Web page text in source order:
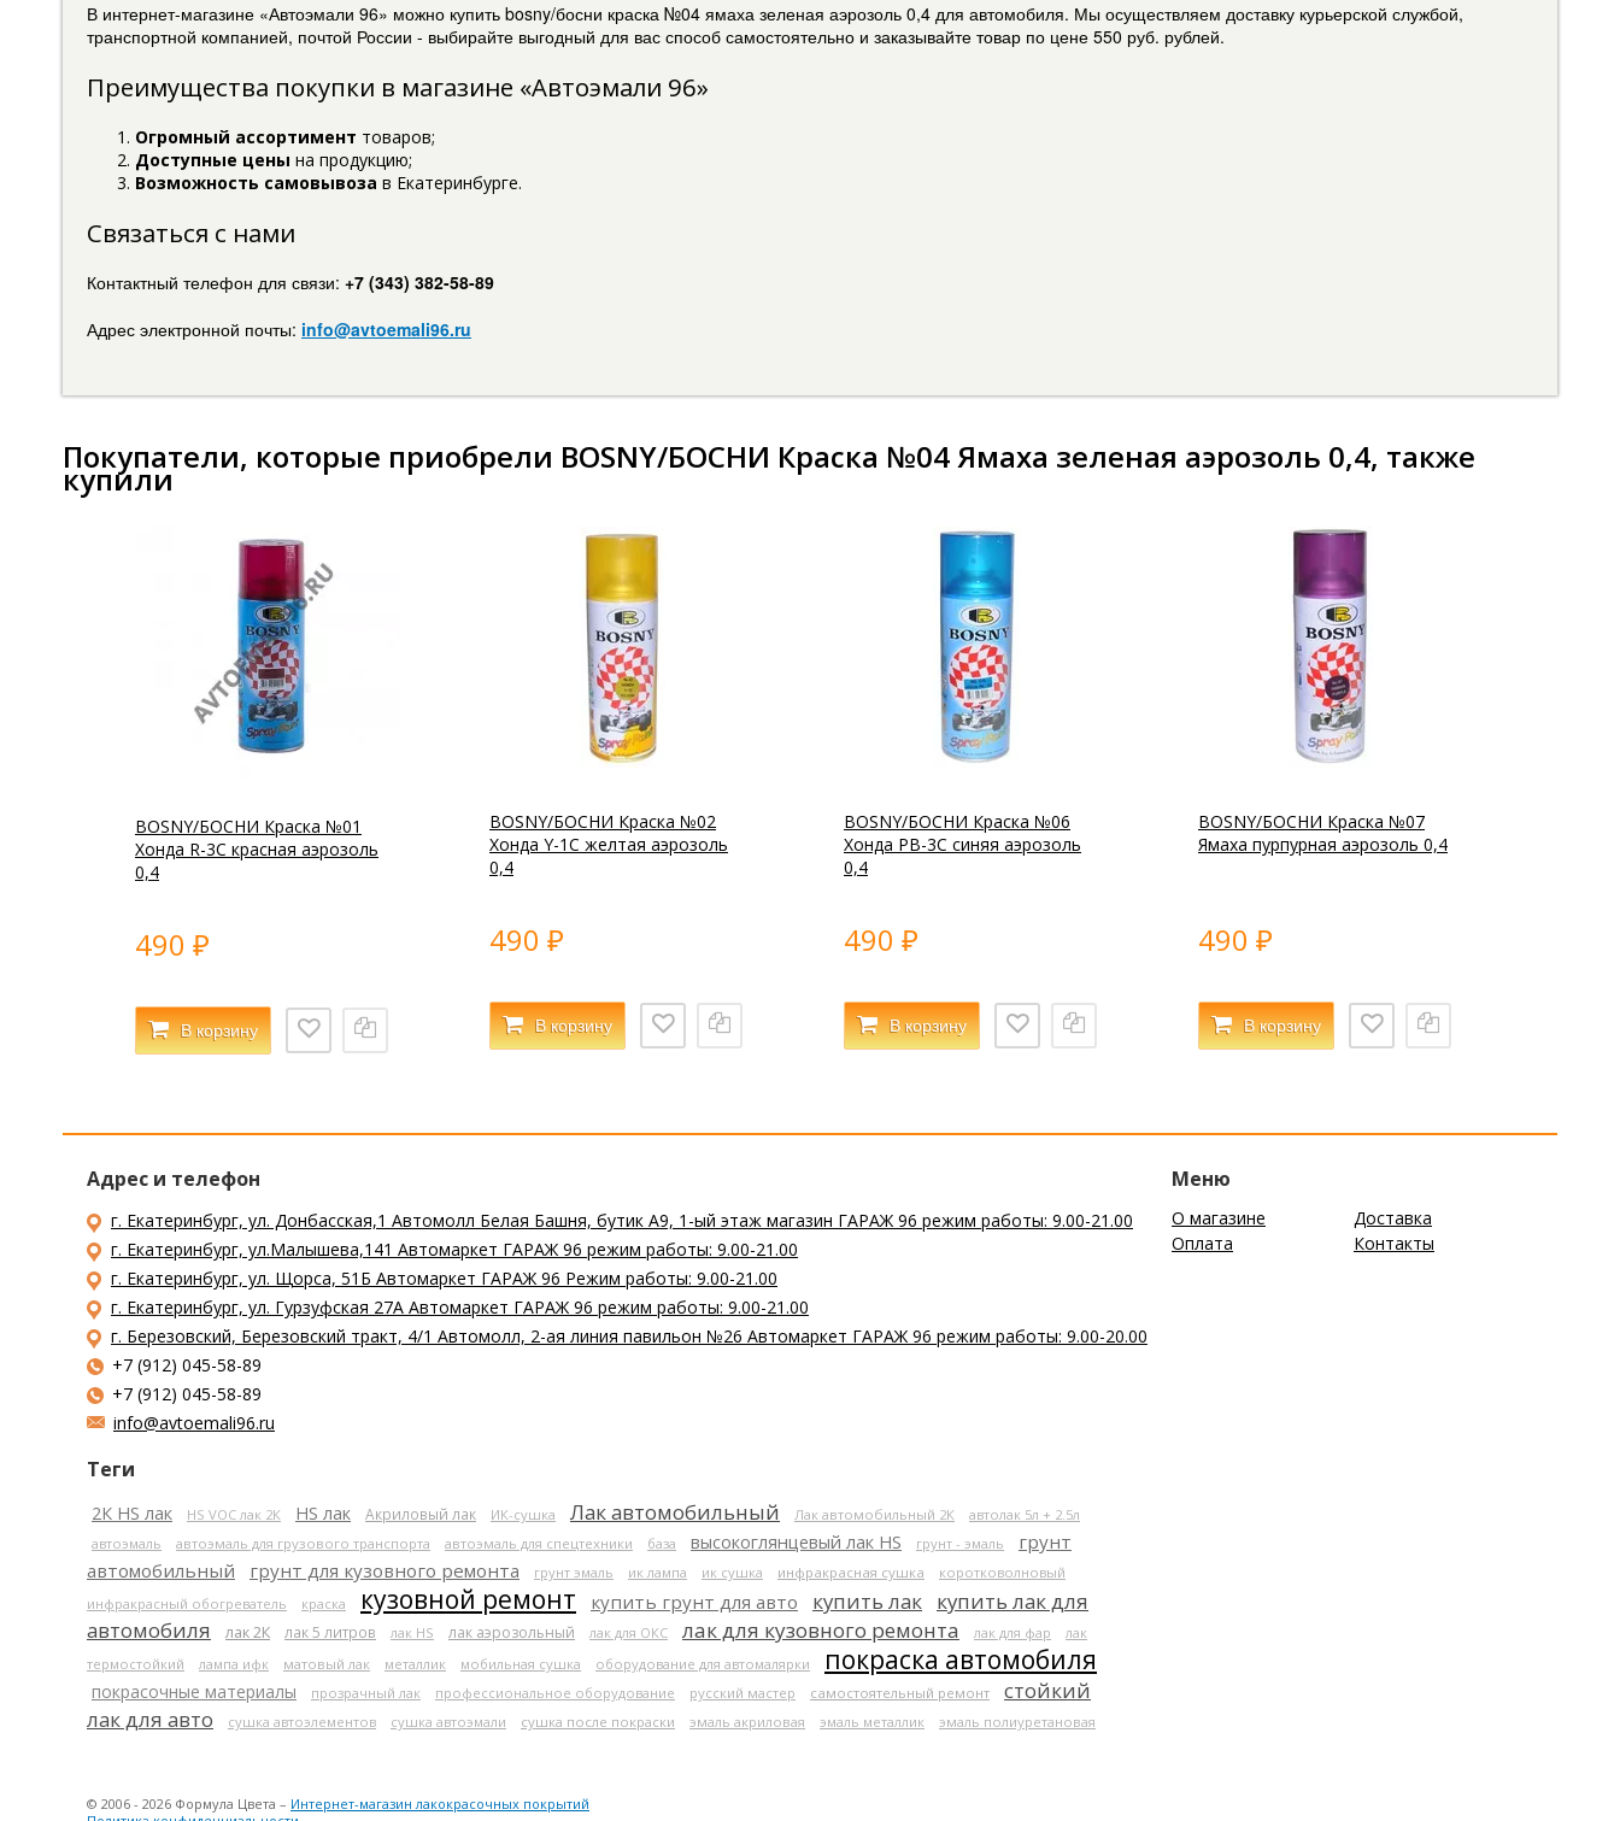
В интернет-магазине «Автоэмали 96» можно купить bosny/босни краска №04 ямаха зеленая аэрозоль 0,4 для автомобиля. Мы осуществляем доставку курьерской службой,
транспортной компанией, почтой России - выбирайте выгодный для вас способ самостоятельно и заказывайте товар по цене 550 руб. рублей.
Преимущества покупки в магазине «Автоэмали 96»
Огромный ассортимент товаров;
Доступные цены на продукцию;
Возможность самовывоза в Екатеринбурге.
Связаться с нами
Контактный телефон для связи: +7 (343) 382-58-89
Адрес электронной почты: info@avtoemali96.ru
Покупатели, которые приобрели BOSNY/БОСНИ Краска №04 Ямаха зеленая аэрозоль 0,4, также
купили
BOSNY/БОСНИ Краска №01
Хонда R-3C красная аэрозоль
0,4
490 ₽
В корзину
BOSNY/БОСНИ Краска №02
Хонда Y-1C желтая аэрозоль
0,4
490 ₽
В корзину
BOSNY/БОСНИ Краска №06
Хонда PB-3C синяя аэрозоль
0,4
490 ₽
В корзину
BOSNY/БОСНИ Краска №07
Ямаха пурпурная аэрозоль 0,4
490 ₽
В корзину
Адрес и телефон
г. Екатеринбург, ул. Донбасская,1 Автомолл Белая Башня, бутик А9, 1-ый этаж магазин ГАРАЖ 96 режим работы: 9.00-21.00
г. Екатеринбург, ул.Малышева,141 Автомаркет ГАРАЖ 96 режим работы: 9.00-21.00
г. Екатеринбург, ул. Щорса, 51Б Автомаркет ГАРАЖ 96 Режим работы: 9.00-21.00
г. Екатеринбург, ул. Гурзуфская 27А Автомаркет ГАРАЖ 96 режим работы: 9.00-21.00
г. Березовский, Березовский тракт, 4/1 Автомолл, 2-ая линия павильон №26 Автомаркет ГАРАЖ 96 режим работы: 9.00-20.00
+7 (912) 045-58-89
+7 (912) 045-58-89
info@avtoemali96.ru
Теги
2К HS лак HS VOC лак 2К HS лак Акриловый лак ИК-сушка Лак автомобильный Лак автомобильный 2К
автолак 5л + 2.5л
автоэмаль
автоэмаль для грузового транспорта автоэмаль для спецтехники база высокоглянцевый лак HS грунт - эмаль
грунт
автомобильный
грунт для кузовного ремонта грунт эмаль ик лампа ик сушка инфракрасная сушка
коротковолновый
инфракрасный обогреватель
краска кузовной ремонт купить грунт для авто купить лак купить лак для
автомобиля
лак 2К лак 5 литров лак HS лак аэрозольный лак для ОКС лак для кузовного ремонта лак для фар
лак
термостойкий
лампа ифк матовый лак металлик мобильная сушка оборудование для автомалярки покраска автомобиля
покрасочные материалы прозрачный лак профессиональное оборудование русский мастер самостоятельный ремонт
стойкий
лак для авто
сушка автоэлементов сушка автоэмали сушка после покраски эмаль акриловая эмаль металлик эмаль полиуретановая
Меню
О магазине
Доставка
Оплата
Контакты
© 2006 - 2026 Формула Цвета – Интернет-магазин лакокрасочных покрытий